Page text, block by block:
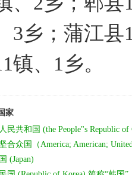
3乡；蒲江
镇、1乡。